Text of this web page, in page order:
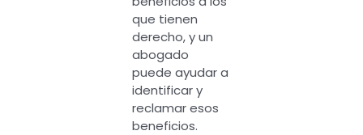
que tienen
derecho, y un
abogado
puede ayudar a
identificar y
reclamar esos
beneficios.